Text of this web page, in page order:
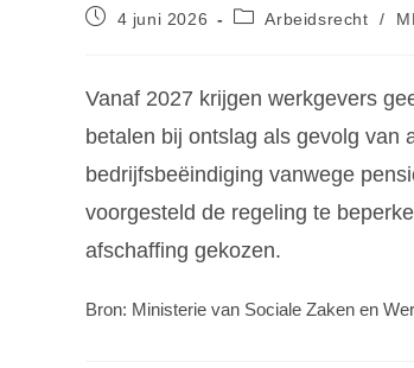
4 juni 2026 Arbeidsrecht /
Vanaf 2027 krijgen werkgevers
betalen bij ontslag als gevolg van
bedrijfsbeëindiging vanwege
voorgesteld de regeling te
afschaffing gekozen.
Bron: Ministerie van Sociale Zaken en